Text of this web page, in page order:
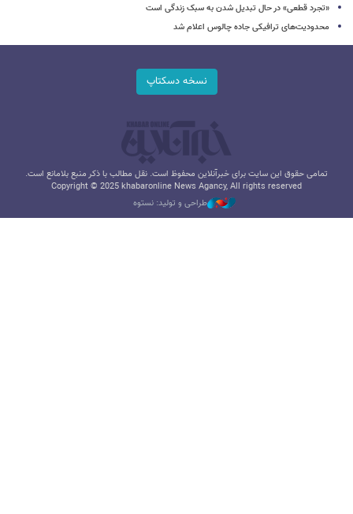
«تجرد قطعی» در حال تبدیل شدن به سبک زندگی است
محدودیت‌های ترافیکی جاده چالوس اعلام شد
نسخه دسکتاپ
تمامی حقوق این سایت برای خبرآنلاین محفوظ است. نقل مطالب با ذکر منبع بلامانع است.
Copyright © 2025 khabaronline News Agancy, All rights reserved
طراحی و تولید: نستوه